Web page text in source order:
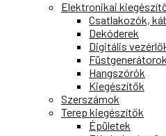
Elektronikai
Csatlakozók,
Dekóderek
Digitális
Hangszórók
Kiegészítők
Szerszámok
Terep kiegészítők
Épületek